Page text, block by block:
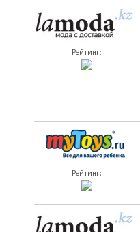
Рейтинг:
Рейтинг: